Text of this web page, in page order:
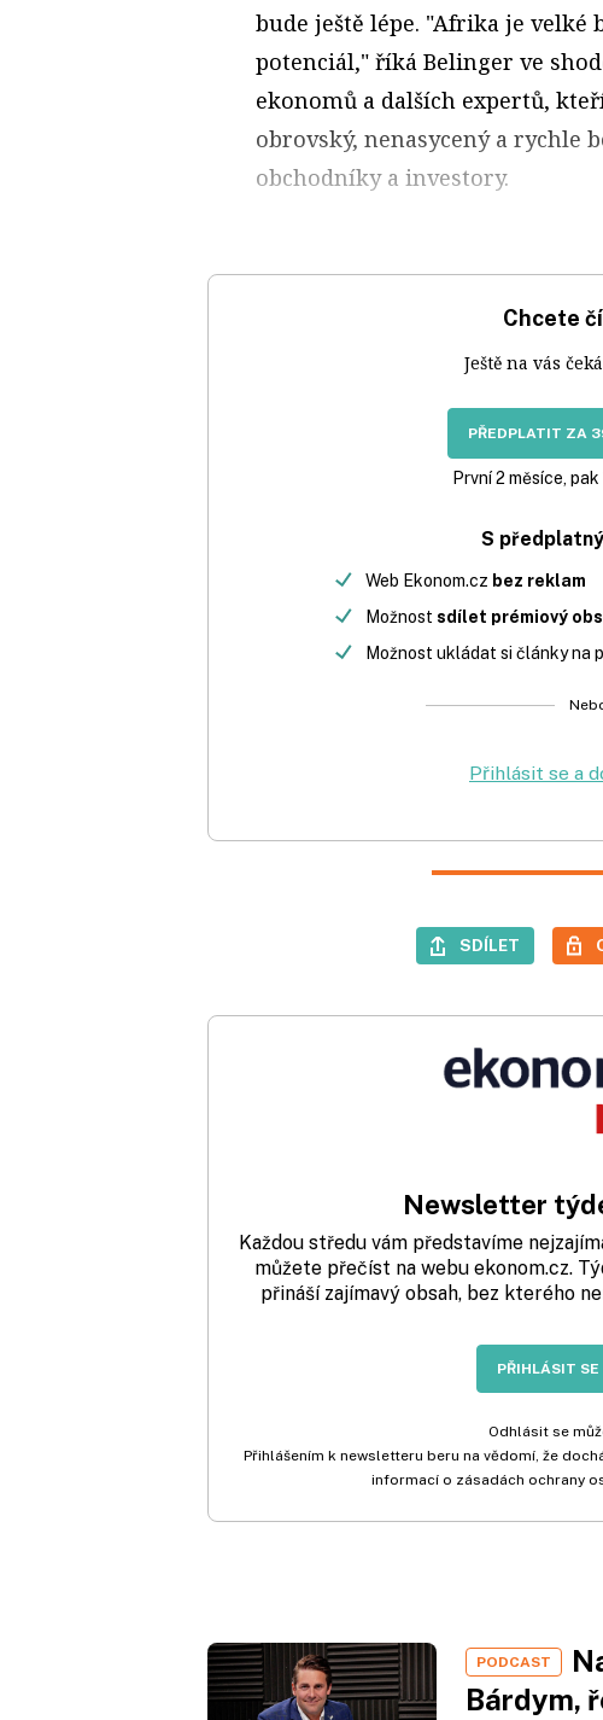
bude ještě lépe. "Afrika je
potenciál," říká Belinger ve
ekonomů a dalších expertů,
obrovský, nenasycený a
obchodníky a investory.
Chcete
Ještě na vás
PŘEDPLATIT ZA
První 2 měsíce,
S
Web Ekonom.cz bez reklam
Možnost sdílet prémiový
Možnost ukládat si články na
Přihlásit se a
SDÍLET
Newsletter
Každou středu vám představíme
můžete přečíst na webu ekonom.cz.
přináší zajímavý obsah, bez kterého
PŘIHLÁSIT SE
Odhlásit se
Přihlášením k newsletteru beru na vědomí, že
informací o zásadách ochrany
PODCAST
Bárdym,